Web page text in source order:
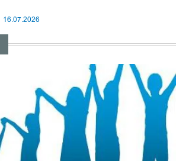
16.07.2026